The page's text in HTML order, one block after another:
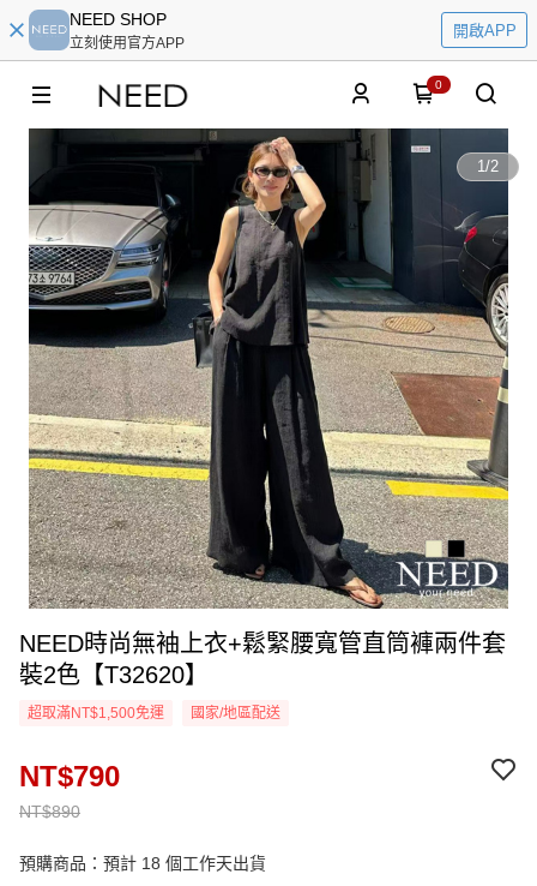
NEED SHOP
立刻使用官方APP
開啟APP
0
1/2
NEED時尚無袖上衣+鬆緊腰寬管直筒褲兩件套
裝2色【T32620】
超取滿NT$1,500免運 國家/地區配送
NT$890
NT$790
預購商品：預計 18 個工作天出貨